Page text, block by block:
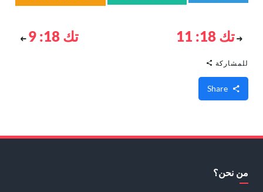
تك 18: 11 تك 18: 9
للمشاركة
من نحن؟